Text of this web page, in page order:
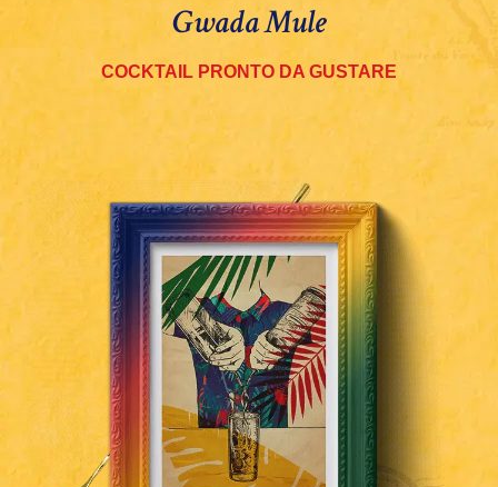
Gwada Mule
COCKTAIL PRONTO DA GUSTARE